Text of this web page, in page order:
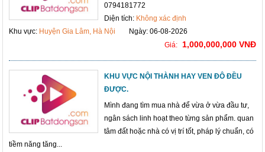
0794181772
Diện tích: Không xác định
Khu vực: Huyện Gia Lâm, Hà Nội
Ngày: 06-08-2026
Giá:
1,000,000,000 VNĐ
KHU VỰC NỘI THÀNH HAY VEN ĐÔ ĐỀU
ĐƯỢC.
Mình đang tìm mua nhà để vừa ở vừa đầu tư,
ngân sách linh hoạt theo từng sản phẩm. quan
tâm đất hoặc nhà có vị trí tốt, pháp lý chuẩn, có
tiềm năng tăng...